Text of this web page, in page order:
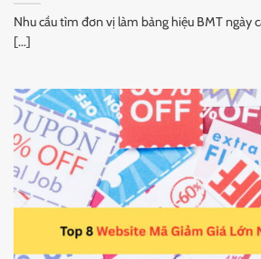
Nhu cầu tìm đơn vị làm bảng hiệu BMT ngày
[...]